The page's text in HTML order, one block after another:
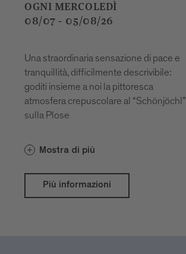
OGNI MERCOLEDÌ
08/07 - 05/08/26
Una straordinaria sensazione di pace e
tranquillità, difficilmente descrivibile:
goditi insieme a noi la pittoresca
atmosfera crepuscolare al “Schönjöchl”
sulla Plose
Mostra di più
Più informazioni